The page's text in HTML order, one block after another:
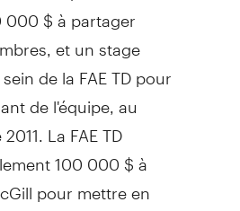
$ à partager
et un stage
de la FAE TD pour
de l'équipe, au
La FAE TD
100 000 $ à
pour mettre en